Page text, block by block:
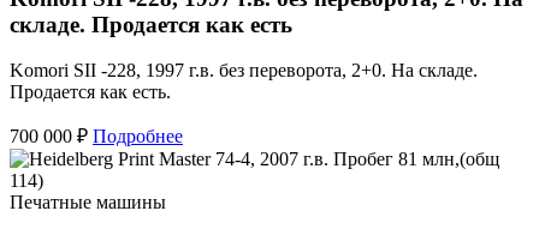
складе. Продается как есть
Komori SII -228, 1997 г.в. без переворота, 2+0. На складе.
Продается как есть.
700 000 ₽ Подробнее
Печатные машины